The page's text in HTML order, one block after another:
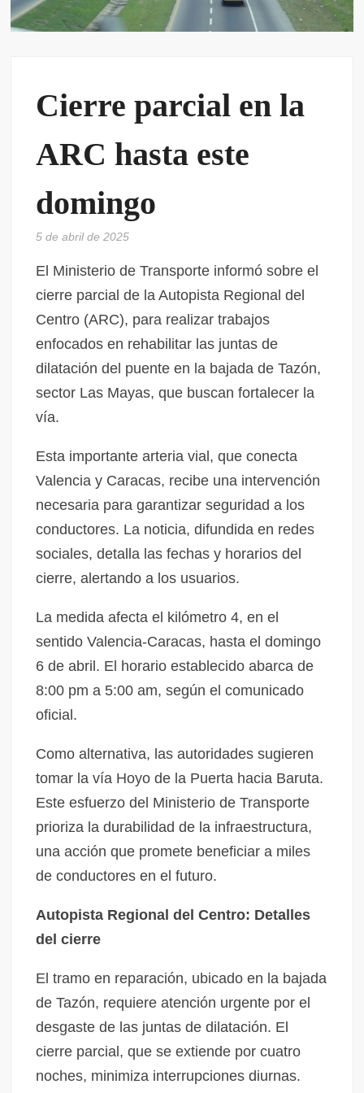
Cierre parcial en la
ARC hasta este
domingo
5 de abril de 2025
El Ministerio de Transporte informó sobre el
cierre parcial de la Autopista Regional del
Centro (ARC), para realizar trabajos
enfocados en rehabilitar las juntas de
dilatación del puente en la bajada de Tazón,
sector Las Mayas, que buscan fortalecer la
vía.
Esta importante arteria vial, que conecta
Valencia y Caracas, recibe una intervención
necesaria para garantizar seguridad a los
conductores. La noticia, difundida en redes
sociales, detalla las fechas y horarios del
cierre, alertando a los usuarios.
La medida afecta el kilómetro 4, en el
sentido Valencia-Caracas, hasta el domingo
6 de abril. El horario establecido abarca de
8:00 pm a 5:00 am, según el comunicado
oficial.
Como alternativa, las autoridades sugieren
tomar la vía Hoyo de la Puerta hacia Baruta.
Este esfuerzo del Ministerio de Transporte
prioriza la durabilidad de la infraestructura,
una acción que promete beneficiar a miles
de conductores en el futuro.
Autopista Regional del Centro: Detalles
del cierre
El tramo en reparación, ubicado en la bajada
de Tazón, requiere atención urgente por el
desgaste de las juntas de dilatación. El
cierre parcial, que se extiende por cuatro
noches, minimiza interrupciones diurnas.